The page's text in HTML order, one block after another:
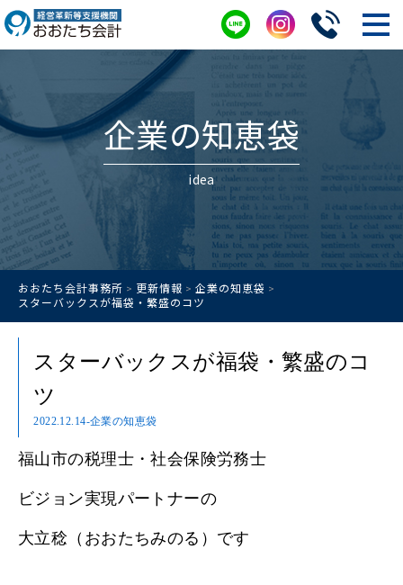
企業の知恵袋
idea
おおたち会計事務所 > 更新情報 > 企業の知恵袋 >
スターバックスが福袋・繁盛のコツ
スターバックスが福袋・繁盛のコ
ツ
2022.12.14-企業の知恵袋
福山市の税理士・社会保険労務士
ビジョン実現パートナーの
大立稔（おおたちみのる）です